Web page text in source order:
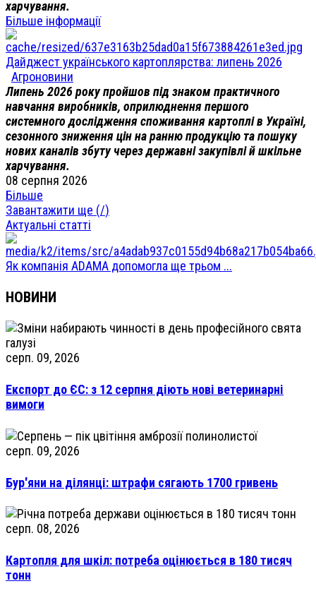
харчування.
Більше інформації
Дайджест українського картоплярства: липень 2026
Агроновини
Липень 2026 року пройшов під знаком практичного
навчання виробників, оприлюднення першого
системного дослідження споживання картоплі в Україні,
сезонного зниження цін на ранню продукцію та пошуку
нових каналів збуту через державні закупівлі й шкільне
харчування.
08 серпня 2026
Більше
Завантажити ще (/)
Актуальні статті
Як компанія ADAMA допомогла ще трьом ...
НОВИНИ
серп. 09, 2026
Експорт до ЄС: з 12 серпня діють нові ветеринарні
вимоги
серп. 09, 2026
Бур'яни на ділянці: штрафи сягають 1700 гривень
серп. 08, 2026
Картопля для шкіл: потреба оцінюється в 180 тисяч
тонн